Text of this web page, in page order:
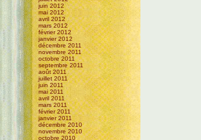
juin 2012
mai 2012
avril 2012
mars 2012
février 2012
janvier 2012
décembre 2011
novembre 2011
octobre 2011
septembre 2011
août 2011
juillet 2011
juin 2011
mai 2011
avril 2011
mars 2011
février 2011
janvier 2011
décembre 2010
novembre 2010
octobre 2010